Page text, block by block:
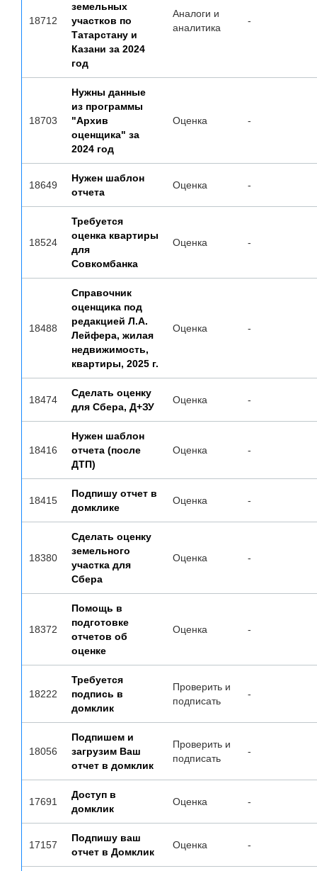
18712
земельных
участков по
Татарстану и
Казани за 2024
год
Аналоги и
аналитика
-
18703
Нужны данные
из программы
"Архив
оценщика" за
2024 год
Оценка -
18649
Нужен шаблон
отчета
Оценка -
18524
Требуется
оценка квартиры
для
Совкомбанка
Оценка -
18488
Справочник
оценщика под
редакцией Л.А.
Лейфера, жилая
недвижимость,
квартиры, 2025 г.
Оценка -
18474
Сделать оценку
для Сбера, Д+ЗУ
Оценка -
18416
Нужен шаблон
отчета (после
ДТП)
Оценка -
18415
Подпишу отчет в
домклике
Оценка -
18380
Сделать оценку
земельного
участка для
Сбера
Оценка -
18372
Помощь в
подготовке
отчетов об
оценке
Оценка -
18222
Требуется
подпись в
домклик
Проверить и
подписать
-
18056
Подпишем и
загрузим Ваш
отчет в домклик
Проверить и
подписать
-
17691
Доступ в
домклик
Оценка -
17157
Подпишу ваш
отчет в Домклик
Оценка -